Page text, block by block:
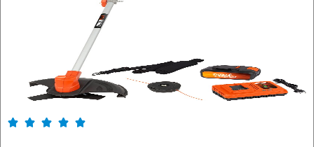
    